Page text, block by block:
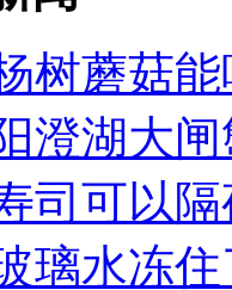
树蘑菇能
澄湖大
司可以
璃水冻